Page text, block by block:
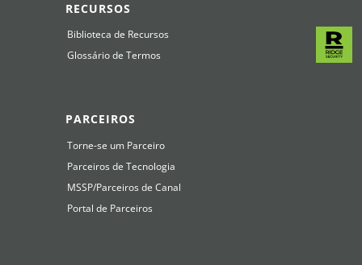
RECURSOS
Biblioteca de Recursos
Glossário de Termos
PARCEIROS
Torne-se um Parceiro
Parceiros de Tecnologia
MSSP/Parceiros de Canal
Portal de Parceiros